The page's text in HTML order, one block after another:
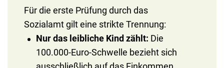
Für die erste Prüfung durch das
Sozialamt gilt eine strikte Trennung:
Nur das leibliche Kind zählt: Die
100.000-Euro-Schwelle bezieht sich